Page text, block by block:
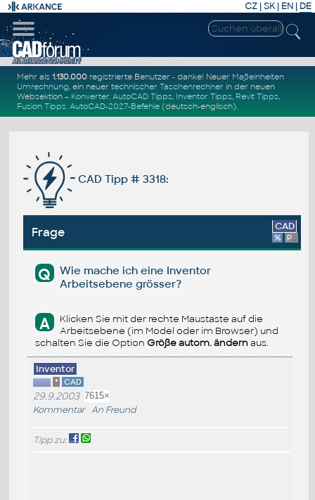
CZ | SK| EN | DE
Mehr als1.130.000 registrierte Benutzer - danke! Neuer Maßeinheiten
Umrechnung, ein neuertechnischer Taschenrechner in der neuen
Websektion – Konverter.AutoCAD Tipps, Inventor Tipps, Revit Tipps,
Fusion Tipps.AutoCAD-2027-Befehle (deutsch-englisch).
CAD Tipp # 3318:
Frage CAD
% Platform
Q
Wie mache ich eine Inventor
Arbeitsebene grösser?
A
Klicken Sie mit der rechte Maustaste auf die
Arbeitsebene (im Model oder im Browser) und
schalten Sie die Option Größe autom. ändern aus.
Inventor
* CAD
29.9.2003 7615×
Kommentar An Freund
Tipp zu: